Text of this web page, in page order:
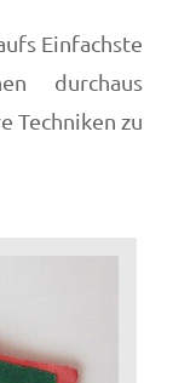
Einfachste
durchaus
Techniken zu